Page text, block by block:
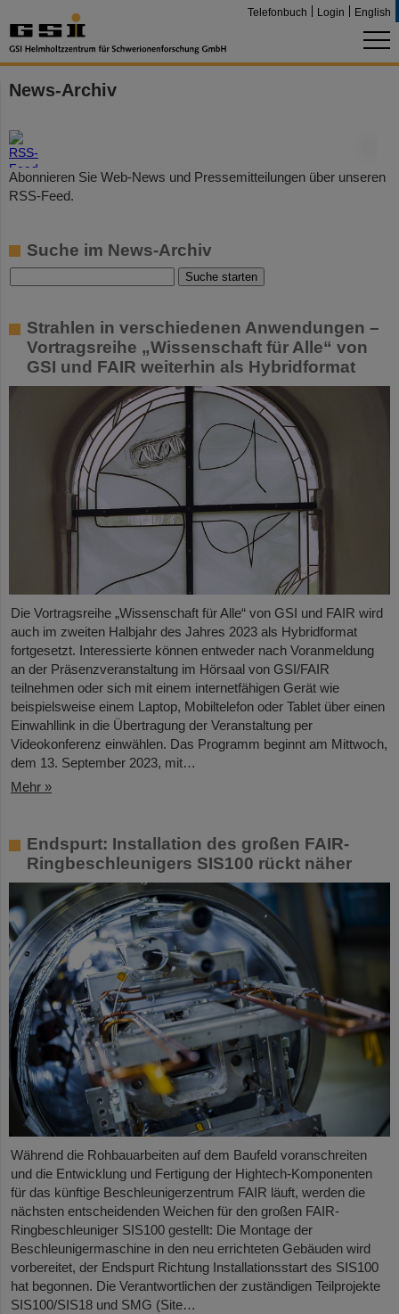
Telefonbuch Login English
News-Archiv
Abonnieren Sie Web-News und Pressemitteilungen über unseren
RSS-Feed.
Suche im News-Archiv
Strahlen in verschiedenen Anwendungen –
Vortragsreihe „Wissenschaft für Alle“ von
GSI und FAIR weiterhin als Hybridformat
Die Vortragsreihe „Wissenschaft für Alle“ von GSI und FAIR wird
auch im zweiten Halbjahr des Jahres 2023 als Hybridformat
fortgesetzt. Interessierte können entweder nach Voranmeldung
an der Präsenzveranstaltung im Hörsaal von GSI/FAIR
teilnehmen oder sich mit einem internetfähigen Gerät wie
beispielsweise einem Laptop, Mobiltelefon oder Tablet über einen
Einwahllink in die Übertragung der Veranstaltung per
Videokonferenz einwählen. Das Programm beginnt am Mittwoch,
dem 13. September 2023, mit…
Mehr »
Endspurt: Installation des großen FAIR-
Ringbeschleunigers SIS100 rückt näher
Während die Rohbauarbeiten auf dem Baufeld voranschreiten
und die Entwicklung und Fertigung der Hightech-Komponenten
für das künftige Beschleunigerzentrum FAIR läuft, werden die
nächsten entscheidenden Weichen für den großen FAIR-
Ringbeschleuniger SIS100 gestellt: Die Montage der
Beschleunigermaschine in den neu errichteten Gebäuden wird
vorbereitet, der Endspurt Richtung Installationsstart des SIS100
hat begonnen. Die Verantwortlichen der zuständigen Teilprojekte
SIS100/SIS18 und SMG (Site…